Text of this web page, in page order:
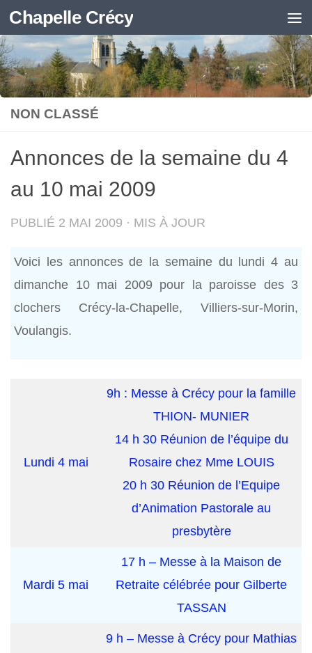
Skip to content
Chapelle Crécy
NON CLASSÉ
Annonces de la semaine du 4
au 10 mai 2009
PUBLIÉ 2 MAI 2009 · MIS À JOUR
Voici les annonces de la semaine du lundi 4 au
dimanche 10 mai 2009 pour la paroisse des 3
clochers Crécy-la-Chapelle, Villiers-sur-Morin,
Voulangis.
Lundi 4 mai
9h : Messe à Crécy pour la famille
THION- MUNIER
14 h 30 Réunion de l’équipe du
Rosaire chez Mme LOUIS
20 h 30 Réunion de l’Equipe
d’Animation Pastorale au
presbytère
Mardi 5 mai
17 h – Messe à la Maison de
Retraite célébrée pour Gilberte
TASSAN
9 h – Messe à Crécy pour Mathias